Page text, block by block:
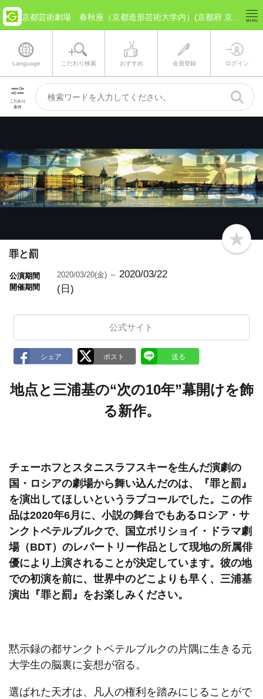
Language こだわり検索 おすすめ 会員登録 ログイン
こだわり
条件
b
o
罪と罰
公演期間
開催期間
2020/03/20(金) ～ 2020/03/22
(日)
公式サイト
地点と三浦基の“次の10年”幕開けを飾
る新作。
チェーホフとスタニスラフスキーを生んだ演劇の
国・ロシアの劇場から舞い込んだのは、『罪と罰』
を演出してほしいというラブコールでした。この作
品は2020年6月に、小説の舞台でもあるロシア・サ
ンクトペテルブルクで、国立ボリショイ・ドラマ劇
場（BDT）のレパートリー作品として現地の所属俳
優により上演されることが決定しています。彼の地
での初演を前に、世界中のどこよりも早く、三浦基
演出『罪と罰』をお楽しみください。
黙示録の都サンクトペテルブルクの片隅に生きる元
大学生の脳裏に妄想が宿る。
選ばれた天才は、凡人の権利を踏みにじることがで